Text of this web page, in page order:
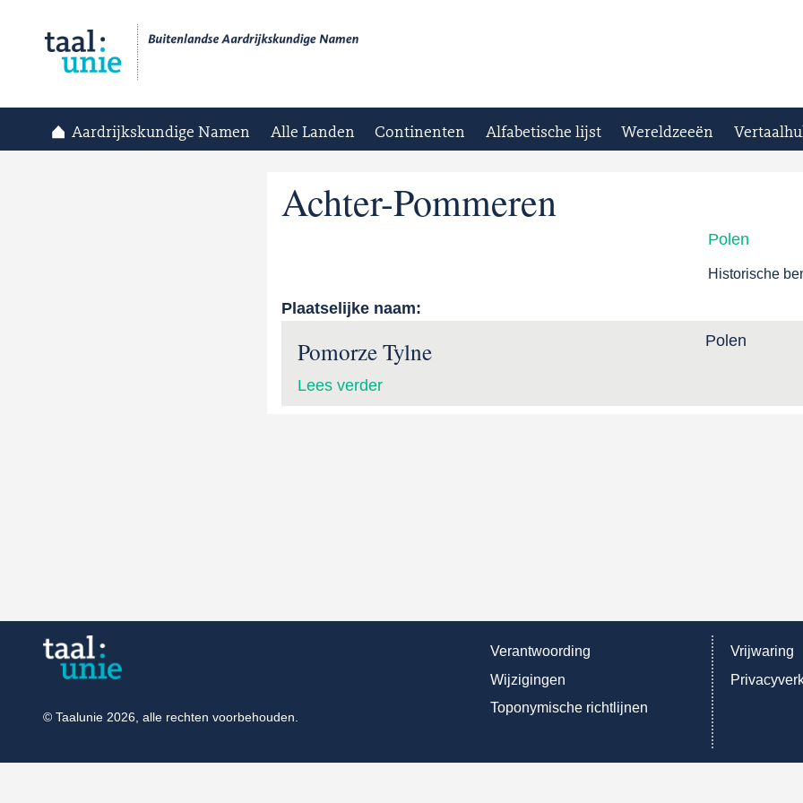
Aardrijkskundige Namen Alle Landen Continenten Alfabetische lijst Wereldzeeën
Achter-Pommeren
Polen
Historische
Plaatselijke naam:
Pomorze Tylne Polen
Lees verder
Verantwoording
Wijzigingen
Toponymische richtlijnen
Vrijwaring
© Taalunie 2026, alle rechten voorbehouden.